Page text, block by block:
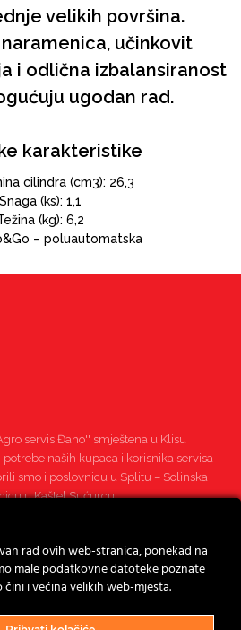
velikih površina.
učinkovit
i odlična izbalansiranost
ugodan rad.
karakteristike
cilindra (cm3): 26,3
Snaga (ks): 1,1
(kg): 6,2
– poluautomatska
servis Đano'' smještena u Klisu
naših kupaca i korisnika servisa
smo i poslovnicu u Splitu – Solinska
u Kaštel Sućurcu.
rad ovih web-stranica, ponekad na
male podatkovne datoteke poznate
i većina velikih web-mjesta.